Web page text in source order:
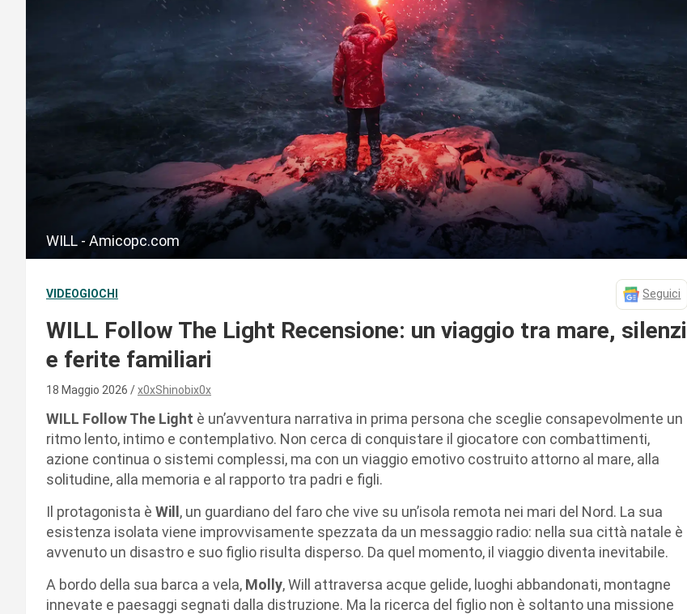
WILL - Amicopc.com
VIDEOGIOCHI Seguici
WILL Follow The Light Recensione: un viaggio tra mare, silenzi
e ferite familiari
18 Maggio 2026 x0xShinobix0x
WILL Follow The Light è un’avventura narrativa in prima persona che sceglie consapevolmente un
ritmo lento, intimo e contemplativo. Non cerca di conquistare il giocatore con combattimenti,
azione continua o sistemi complessi, ma con un viaggio emotivo costruito attorno al mare, alla
solitudine, alla memoria e al rapporto tra padri e figli.
Il protagonista è Will , un guardiano del faro che vive su un’isola remota nei mari del Nord. La sua
esistenza isolata viene improvvisamente spezzata da un messaggio radio: nella sua città natale è
avvenuto un disastro e suo figlio risulta disperso. Da quel momento, il viaggio diventa inevitabile.
A bordo della sua barca a vela, Molly, Will attraversa acque gelide, luoghi abbandonati, montagne
innevate e paesaggi segnati dalla distruzione. Ma la ricerca del figlio non è soltanto una missione